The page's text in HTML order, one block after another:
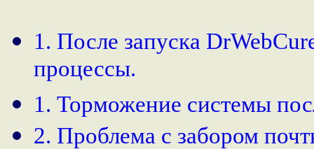
1. После запуска
процессы.
1. Торможение системы
2. Проблема с забором